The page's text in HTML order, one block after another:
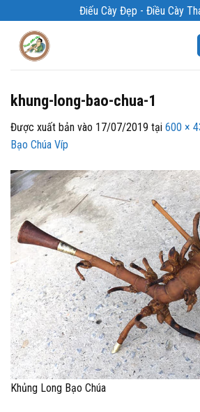
qua
Điếu Cày Đẹp - Điều Cày
khung-long-bao-chua-1
Được xuất bản vào 17/07/2019 tại 600 ×
Bạo Chúa Víp
Khủng Long Bạo Chúa